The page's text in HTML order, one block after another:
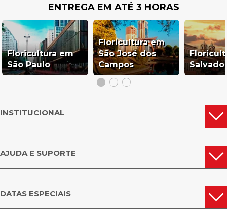
ENTREGA EM ATÉ 3 HORAS
Floricultura em
São Paulo
Floricultura em
São José dos
Campos
INSTITUCIONAL
AJUDA E SUPORTE
DATAS ESPECIAIS